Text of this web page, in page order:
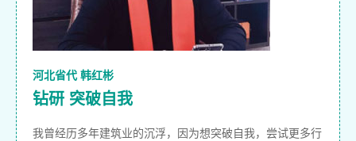
河北省代 韩红彬
钻研 突破自我
我曾经历多年建筑业的沉浮，因为想突破自我，尝试更多行